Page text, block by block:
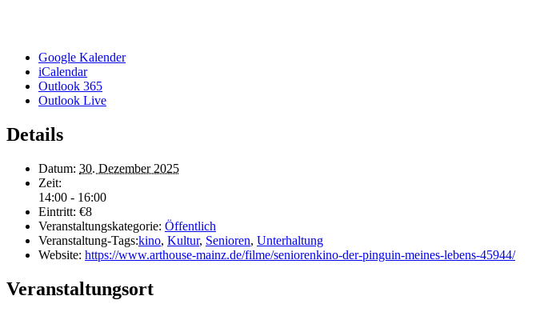
Google Kalender
iCalendar
Outlook 365
Outlook Live
Details
Datum: 30. Dezember 2025
Zeit:
14:00 - 16:00
Eintritt: €8
Veranstaltungskategorie: Öffentlich
Veranstaltung-Tags:kino, Kultur, Senioren, Unterhaltung
Website: https://www.arthouse-mainz.de/filme/seniorenkino-der-pinguin-meines-lebens-45944/
Veranstaltungsort